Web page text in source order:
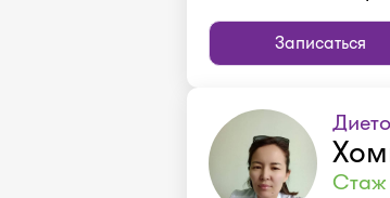
Записаться
Стаж